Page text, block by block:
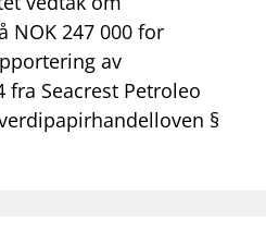
NOK 247 000 for
av
Seacrest Petroleo
§